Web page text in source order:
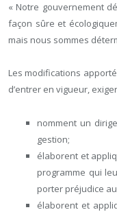
« Notre gouvernement
façon sûre et
mais nous sommes
Les modifications
d’entrer en vigueur,
nomment un
gestion;
élaborent et
programme qui
porter préjudice
élaborent et